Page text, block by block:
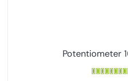
Potentiometer